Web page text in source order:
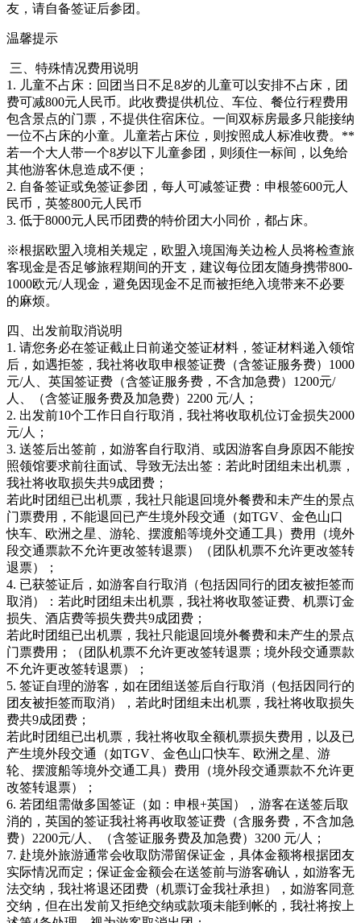
友，请自备签证后参团。
温馨提示
三、特殊情况费用说明
1. 儿童不占床：回团当日不足8岁的儿童可以安排不占床，团
费可减800元人民币。此收费提供机位、车位、餐位行程费用
包含景点的门票，不提供住宿床位。一间双标房最多只能接纳
一位不占床的小童。儿童若占床位，则按照成人标准收费。**
若一个大人带一个8岁以下儿童参团，则须住一标间，以免给
其他游客休息造成不便；
2. 自备签证或免签证参团，每人可减签证费：申根签600元人
民币，英签800元人民币
3. 低于8000元人民币团费的特价团大小同价，都占床。
※根据欧盟入境相关规定，欧盟入境国海关边检人员将检查旅
客现金是否足够旅程期间的开支，建议每位团友随身携带800-
1000欧元/人现金，避免因现金不足而被拒绝入境带来不必要
的麻烦。
四、出发前取消说明
1. 请您务必在签证截止日前递交签证材料，签证材料递入领馆
后，如遇拒签，我社将收取申根签证费（含签证服务费）1000
元/人、英国签证费（含签证服务费，不含加急费）1200元/
人、（含签证服务费及加急费）2200 元/人；
2. 出发前10个工作日自行取消，我社将收取机位订金损失2000
元/人；
3. 送签后出签前，如游客自行取消、或因游客自身原因不能按
照领馆要求前往面试、导致无法出签：若此时团组未出机票，
我社将收取损失共9成团费；
若此时团组已出机票，我社只能退回境外餐费和未产生的景点
门票费用，不能退回已产生境外段交通（如TGV、金色山口
快车、欧洲之星、游轮、摆渡船等境外交通工具）费用（境外
段交通票款不允许更改签转退票）（团队机票不允许更改签转
退票）；
4. 已获签证后，如游客自行取消（包括因同行的团友被拒签而
取消）：若此时团组未出机票，我社将收取签证费、机票订金
损失、酒店费等损失费共9成团费；
若此时团组已出机票，我社只能退回境外餐费和未产生的景点
门票费用；（团队机票不允许更改签转退票；境外段交通票款
不允许更改签转退票）；
5. 签证自理的游客，如在团组送签后自行取消（包括因同行的
团友被拒签而取消），若此时团组未出机票，我社将收取损失
费共9成团费；
若此时团组已出机票，我社将收取全额机票损失费用，以及已
产生境外段交通（如TGV、金色山口快车、欧洲之星、游
轮、摆渡船等境外交通工具）费用（境外段交通票款不允许更
改签转退票）；
6. 若团组需做多国签证（如：申根+英国），游客在送签后取
消的，英国的签证我社将再收取签证费（含服务费，不含加急
费）2200元/人、（含签证服务费及加急费）3200 元/人；
7. 赴境外旅游通常会收取防滞留保证金，具体金额将根据团友
实际情况而定；保证金金额会在送签前与游客确认，如游客无
法交纳，我社将退还团费（机票订金我社承担），如游客同意
交纳，但在出发前又拒绝交纳或款项未能到帐的，我社将按上